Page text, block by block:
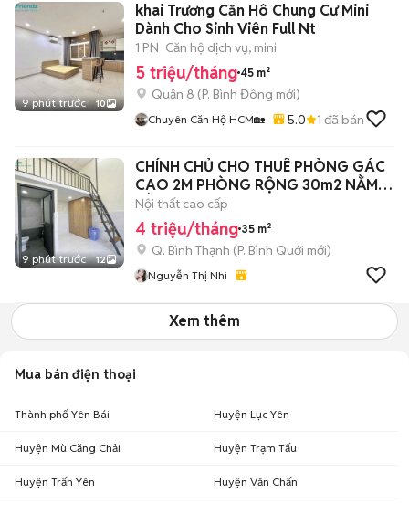
9 phút trước 10
khai Trương Căn Hô Chung Cư Mini
Dành Cho Sinh Viên Full Nt
1 PN Căn hộ dịch vụ, mini
5 triệu/tháng 45 m²
Quận 8 (P. Bình Đông mới)
Chuyên Căn Hộ HCM🏡 5.0 1 đã bán
9 phút trước 12
CHÍNH CHỦ CHO THUÊ PHÒNG GÁC
CAO 2M PHÒNG RỘNG 30m2 NẰM
GẦN UTH
Nội thất cao cấp
4 triệu/tháng 35 m²
Q. Bình Thạnh (P. Bình Quới mới)
Nguyễn Thị Nhi
Xem thêm
Mua bán điện thoại
Thành phố Yên Bái Huyện Lục Yên
Huyện Mù Căng Chải Huyện Trạm Tấu
Huyện Trấn Yên Huyện Văn Chấn